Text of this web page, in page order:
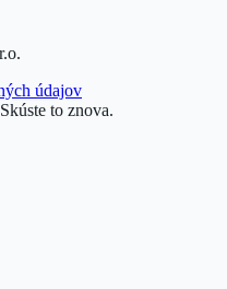
údajov
to znova.